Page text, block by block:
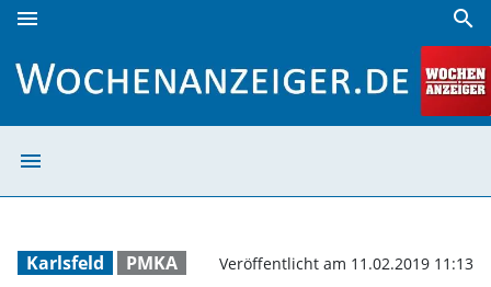
menu search
menu
Karlsfeld PMKA Veröffentlicht am 11.02.2019 11:13